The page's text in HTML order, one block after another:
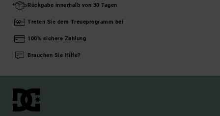
Rückgabe innerhalb von 30 Tagen
Treten Sie dem Treueprogramm bei
100% sichere Zahlung
Brauchen Sie Hilfe?